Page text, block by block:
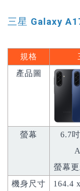
三星 Galaxy
規格
產品圖
螢幕
6.7
螢幕
機身尺寸
164.4